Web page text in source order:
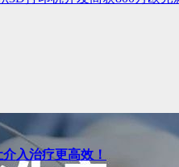
入治疗更高效！